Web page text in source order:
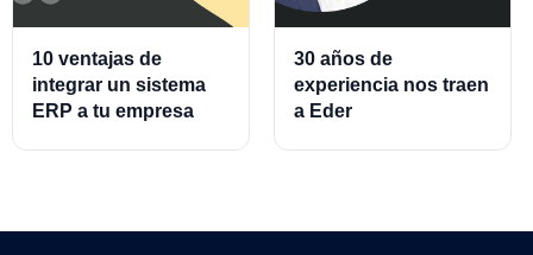
10 ventajas de
integrar un sistema
ERP a tu empresa
30 años de
experiencia nos traen
a Eder